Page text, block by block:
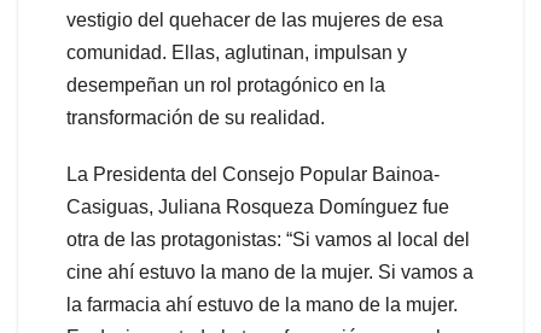
vestigio del quehacer de las mujeres de esa
comunidad. Ellas, aglutinan, impulsan y
desempeñan un rol protagónico en la
transformación de su realidad.
La Presidenta del Consejo Popular Bainoa-
Casiguas, Juliana Rosqueza Domínguez fue
otra de las protagonistas: “Si vamos al local del
cine ahí estuvo la mano de la mujer. Si vamos a
la farmacia ahí estuvo de la mano de la mujer.